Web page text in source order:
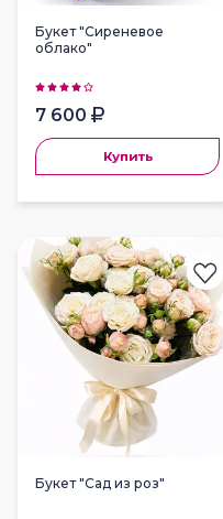
Букет "Сиреневое
облако"
7 600
Купить
Букет "Сад из роз"